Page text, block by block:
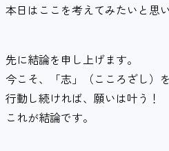
本日はここを考えてみたいと思い
先に結論を申し上げます。
今こそ、「志」（こころざし）
行動し続ければ、願いは叶う！
これが結論です。